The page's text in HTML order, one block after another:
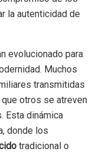
la autenticidad de
evolucionado para
Muchos
transmitidas
otros se atreven
Esta dinámica
donde los
tradicional o